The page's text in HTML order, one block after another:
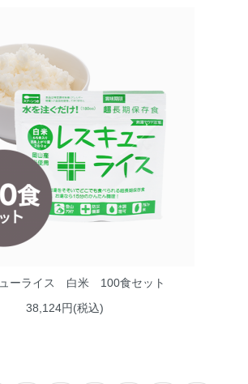
ーライス 白米 100食セット
38,124円(税込)